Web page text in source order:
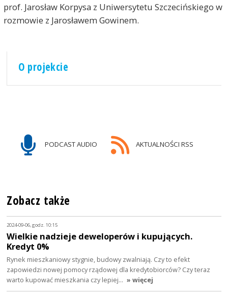
prof. Jarosław Korpysa z Uniwersytetu Szczecińskiego w
rozmowie z Jarosławem Gowinem.
O projekcie
PODCAST AUDIO AKTUALNOŚCI RSS
Zobacz także
2024-09-06, godz. 10:15
Wielkie nadzieje deweloperów i kupujących.
Kredyt 0%
Rynek mieszkaniowy stygnie, budowy zwalniają. Czy to efekt
zapowiedzi nowej pomocy rządowej dla kredytobiorców? Czy teraz
warto kupować mieszkania czy lepiej… » więcej